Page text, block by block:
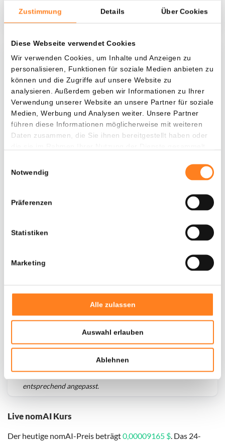
Zustimmung Details Über Cookies
Diese Webseite verwendet Cookies
Wir verwenden Cookies, um Inhalte und Anzeigen zu
personalisieren, Funktionen für soziale Medien anbieten zu
können und die Zugriffe auf unsere Website zu
analysieren. Außerdem geben wir Informationen zu Ihrer
Verwendung unserer Website an unsere Partner für soziale
Medien, Werbung und Analysen weiter. Unsere Partner
führen diese Informationen möglicherweise mit weiteren
Daten zusammen, die Sie ihnen bereitgestellt haben oder
Notwendig
Präferenzen
Statistiken
Marketing
Alle zulassen
Auswahl erlauben
Ablehnen
Live nomAI Kurs
Der heutige nomAI-Preis beträgt0,00009165 $. Das 24-
Was, wenn ich...?
Zie hoeveel waarde je vandaag zou hebben als
je dollar-cost averaging had toegepast op
verschillende cryptocurrencies.
$723,57
haben wir historische Daten seit
das hypothetische erste Investitionsdatum wurde
entsprechend angepasst.
Lighter 1,50%